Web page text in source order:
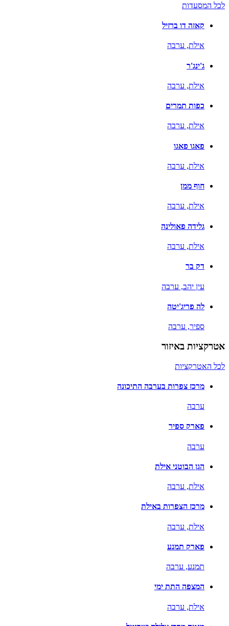
לכל המסעדות
קאזה דו ברזיל
אילת, ערבה
ג'ינג'ר
אילת, ערבה
כפות תמרים
אילת, ערבה
פאגו פאגו
אילת, ערבה
חוף ממן
אילת, ערבה
גלידה פאולינה
אילת, ערבה
דק בר
עין יהב, ערבה
לה פריג'יטה
ספיר, ערבה
אטרקציות באיזור
לכל האטרקציות
מרכז צפרות בערבה התיכונה
ערבה
פארק ספיר
ערבה
הגן הבוטני אילת
אילת, ערבה
מרכז הצפרות באילת
אילת, ערבה
פארק תמנע
תמנע, ערבה
המצפה התת ימי
אילת, ערבה